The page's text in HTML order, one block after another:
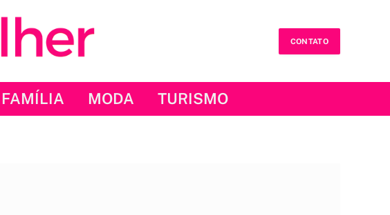
CONTATO
FAMÍLIA MODA TURISMO